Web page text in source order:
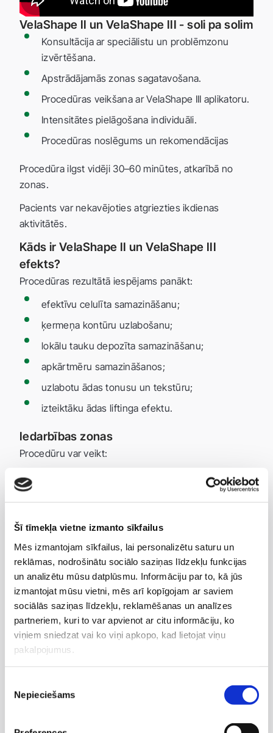
Šī tīmekļa vietne izmanto sīkfailus
Mēs izmantojam sīkfailus, lai personalizētu saturu un
reklāmas, nodrošinātu sociālo saziņas līdzekļu funkcijas
un analizētu mūsu datplūsmu. Informāciju par to, kā jūs
izmantojat mūsu vietni, mēs arī kopīgojam ar saviem
sociālās saziņas līdzekļu, reklamēšanas un analīzes
partneriem, kuri to var apvienot ar citu informāciju, ko
viņiem sniedzat vai ko viņi apkopo, kad lietojat viņu
pakalpojumus.
izvēle
Nepieciešams
VelaShape II un VelaShape III - soli pa solim
Konsultācija ar speciālistu un problēmzonu
izvērtēšana.
Apstrādājamās zonas sagatavošana.
Procedūras veikšana ar VelaShape III aplikatoru.
Intensitātes pielāgošana individuāli.
Procedūras noslēgums un rekomendācijas
Procedūra ilgst vidēji 30–60 minūtes, atkarībā no
zonas.
Pacients var nekavējoties atgriezties ikdienas
aktivitātēs.
Kāds ir VelaShape II un VelaShape III
efekts?
Procedūras rezultātā iespējams panākt:
efektīvu celulīta samazināšanu;
ķermeņa kontūru uzlabošanu;
lokālu tauku depozīta samazināšanu;
apkārtmēru samazināšanos;
uzlabotu ādas tonusu un tekstūru;
izteiktāku ādas liftinga efektu.
Iedarbības zonas
Procedūru var veikt:
mugurai (zona zem lāpstiņām);
dubultzodam.
Procedūru kurss
Optimāls kurss: 4–8 procedūras.
Intervāls: reizi divās nedēļās.
Uzturošās procedūras: lai saglabātu rezultātu,
mēnešiem.